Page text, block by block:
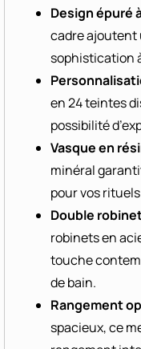
Design épuré
cadre ajoutent
sophistication
en 24 teintes
possibilité
Vasque en
minéral
pour vos
Double
robinets en
touche
de bain.
Rangement
spacieux, ce